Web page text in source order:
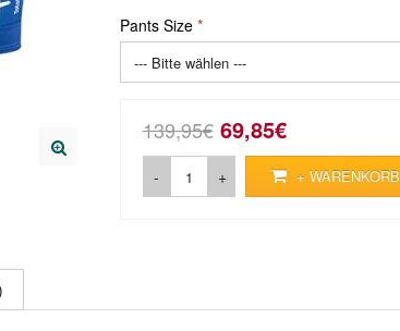
Pants Size
139,95€ 69,85€
- + + WARENKORB